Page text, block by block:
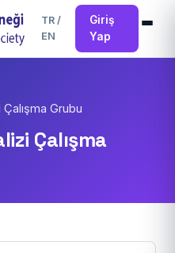
TR /
EN
Giriş
Yap
Çalışma Grubu
Çalışma